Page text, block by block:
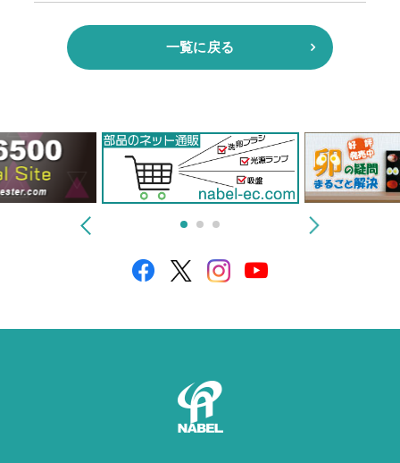
一覧に戻る